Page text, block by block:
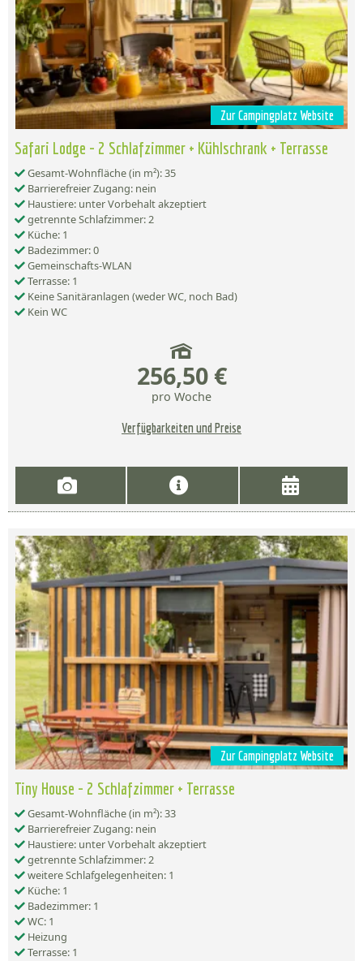
Zur Campingplatz Website
Safari Lodge - 2 Schlafzimmer + Kühlschrank + Terrasse
Gesamt-Wohnfläche (in m²): 35
Barrierefreier Zugang: nein
Haustiere: unter Vorbehalt akzeptiert
getrennte Schlafzimmer: 2
Küche: 1
Badezimmer: 0
Gemeinschafts-WLAN
Terrasse: 1
Keine Sanitäranlagen (weder WC, noch Bad)
Kein WC
256,50 €
pro Woche
Verfügbarkeiten und Preise
Zur Campingplatz Website
Tiny House - 2 Schlafzimmer + Terrasse
Gesamt-Wohnfläche (in m²): 33
Barrierefreier Zugang: nein
Haustiere: unter Vorbehalt akzeptiert
getrennte Schlafzimmer: 2
weitere Schlafgelegenheiten: 1
Küche: 1
Badezimmer: 1
WC: 1
Heizung
Terrasse: 1